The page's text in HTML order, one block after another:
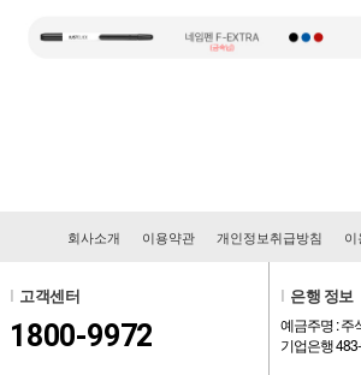
회사소개 이용약관 개인정보취급방침 이
l 고객센터
1800-9972
l 은행 정보
예금주명 : 주
기업은행